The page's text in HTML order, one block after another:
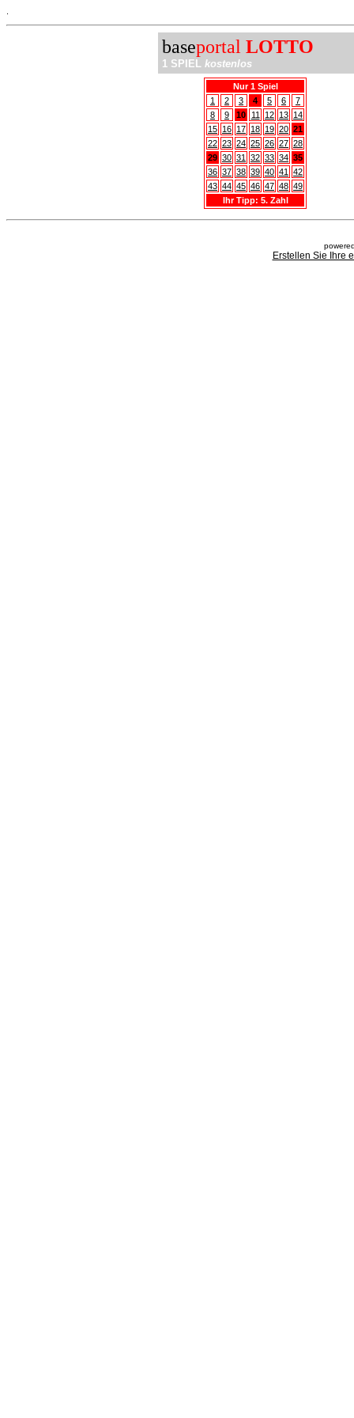
baseportal LOTTO
1 SPIEL kostenlos
Nur 1 Spiel
1
2 3 4 5 6
7
8
9 10 11 12 13 14
15 16 17 18 19 20 21
22 23 24 25 26 27 28
29 30 31 32 33 34 35
36 37 38 39 40 41
42
43 44 45 46 47 48 49
Ihr Tipp: 5. Zahl
Erstellen Sie Ihre